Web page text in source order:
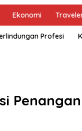
Ekonomi
Profesi
Penangan